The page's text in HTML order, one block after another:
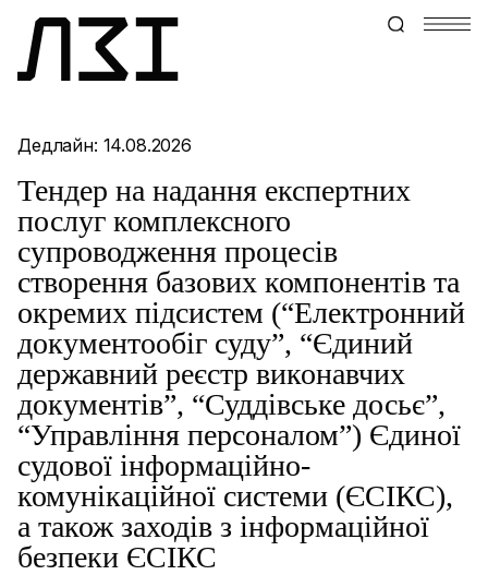
Дедлайн: 14.08.2026
Тендер на надання експертних
послуг комплексного
супроводження процесів
створення базових компонентів та
окремих підсистем (“Електронний
документообіг суду”, “Єдиний
державний реєстр виконавчих
документів”, “Суддівське досьє”,
“Управління персоналом”) Єдиної
судової інформаційно-
комунікаційної системи (ЄСІКС),
а також заходів з інформаційної
безпеки ЄСІКС